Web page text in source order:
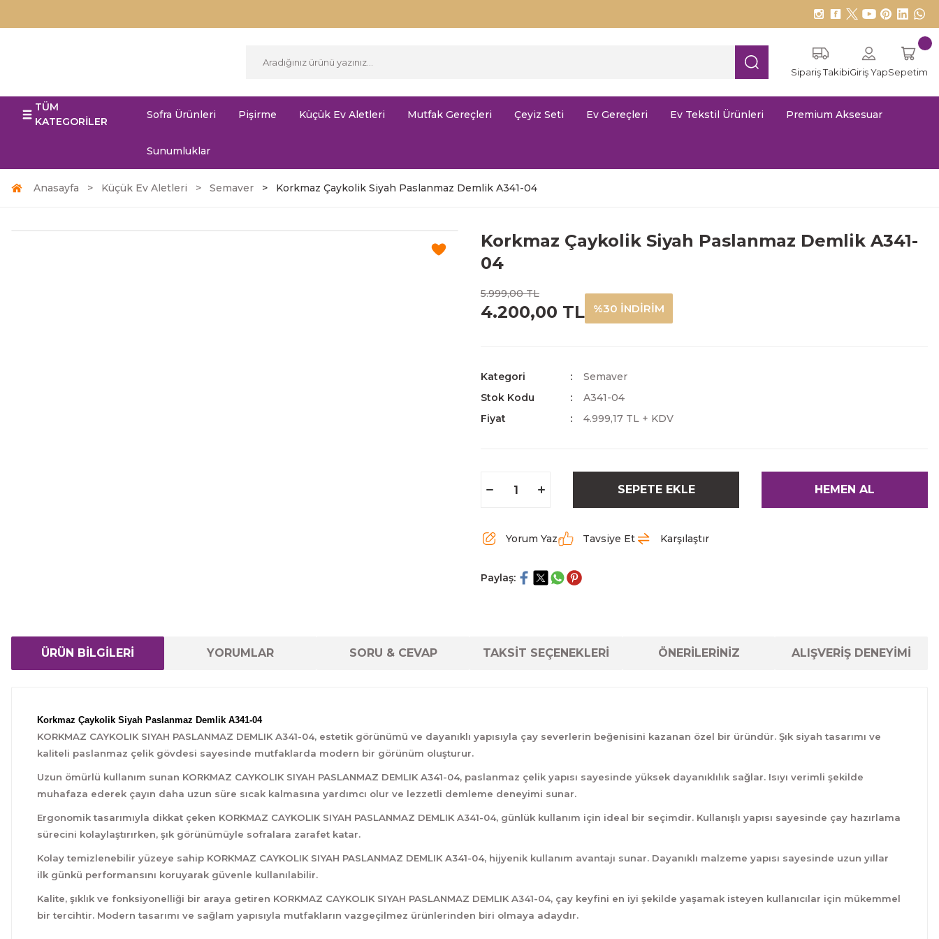
Sipariş TakibiGiriş YapSepetim
TÜM
KATEGORİLER
Sofra Ürünleri Pişirme Küçük Ev Aletleri Mutfak Gereçleri Çeyiz Seti Ev Gereçleri Ev Tekstil Ürünleri Premium Aksesuar
Sunumluklar
Anasayfa Küçük Ev Aletleri Semaver Korkmaz Çaykolik Siyah Paslanmaz Demlik A341-04
Korkmaz Çaykolik Siyah Paslanmaz Demlik A341-
04
5.999,00 TL
4.200,00 TL %30 İNDİRİM
Kategori
Semaver
Stok Kodu
A341-04
Fiyat
4.999,17 TL + KDV
SEPETE EKLE HEMEN AL
Yorum Yaz Tavsiye Et Karşılaştır
Paylaş:
ÜRÜN BİLGİLERİ YORUMLAR SORU & CEVAP TAKSİT SEÇENEKLERİ ÖNERİLERİNİZ ALIŞVERİŞ DENEYİMİ
Korkmaz Çaykolik Siyah Paslanmaz Demlik A341-04
KORKMAZ CAYKOLIK SIYAH PASLANMAZ DEMLIK A341-04, estetik görünümü ve dayanıklı yapısıyla çay severlerin beğenisini kazanan özel bir üründür. Şık siyah tasarımı ve
kaliteli paslanmaz çelik gövdesi sayesinde mutfaklarda modern bir görünüm oluşturur.
Uzun ömürlü kullanım sunan KORKMAZ CAYKOLIK SIYAH PASLANMAZ DEMLIK A341-04, paslanmaz çelik yapısı sayesinde yüksek dayanıklılık sağlar. Isıyı verimli şekilde
muhafaza ederek çayın daha uzun süre sıcak kalmasına yardımcı olur ve lezzetli demleme deneyimi sunar.
Ergonomik tasarımıyla dikkat çeken KORKMAZ CAYKOLIK SIYAH PASLANMAZ DEMLIK A341-04, günlük kullanım için ideal bir seçimdir. Kullanışlı yapısı sayesinde çay hazırlama
sürecini kolaylaştırırken, şık görünümüyle sofralara zarafet katar.
Kolay temizlenebilir yüzeye sahip KORKMAZ CAYKOLIK SIYAH PASLANMAZ DEMLIK A341-04, hijyenik kullanım avantajı sunar. Dayanıklı malzeme yapısı sayesinde uzun yıllar
ilk günkü performansını koruyarak güvenle kullanılabilir.
Kalite, şıklık ve fonksiyonelliği bir araya getiren KORKMAZ CAYKOLIK SIYAH PASLANMAZ DEMLIK A341-04, çay keyfini en iyi şekilde yaşamak isteyen kullanıcılar için mükemmel
bir tercihtir. Modern tasarımı ve sağlam yapısıyla mutfakların vazgeçilmez ürünlerinden biri olmaya adaydır.